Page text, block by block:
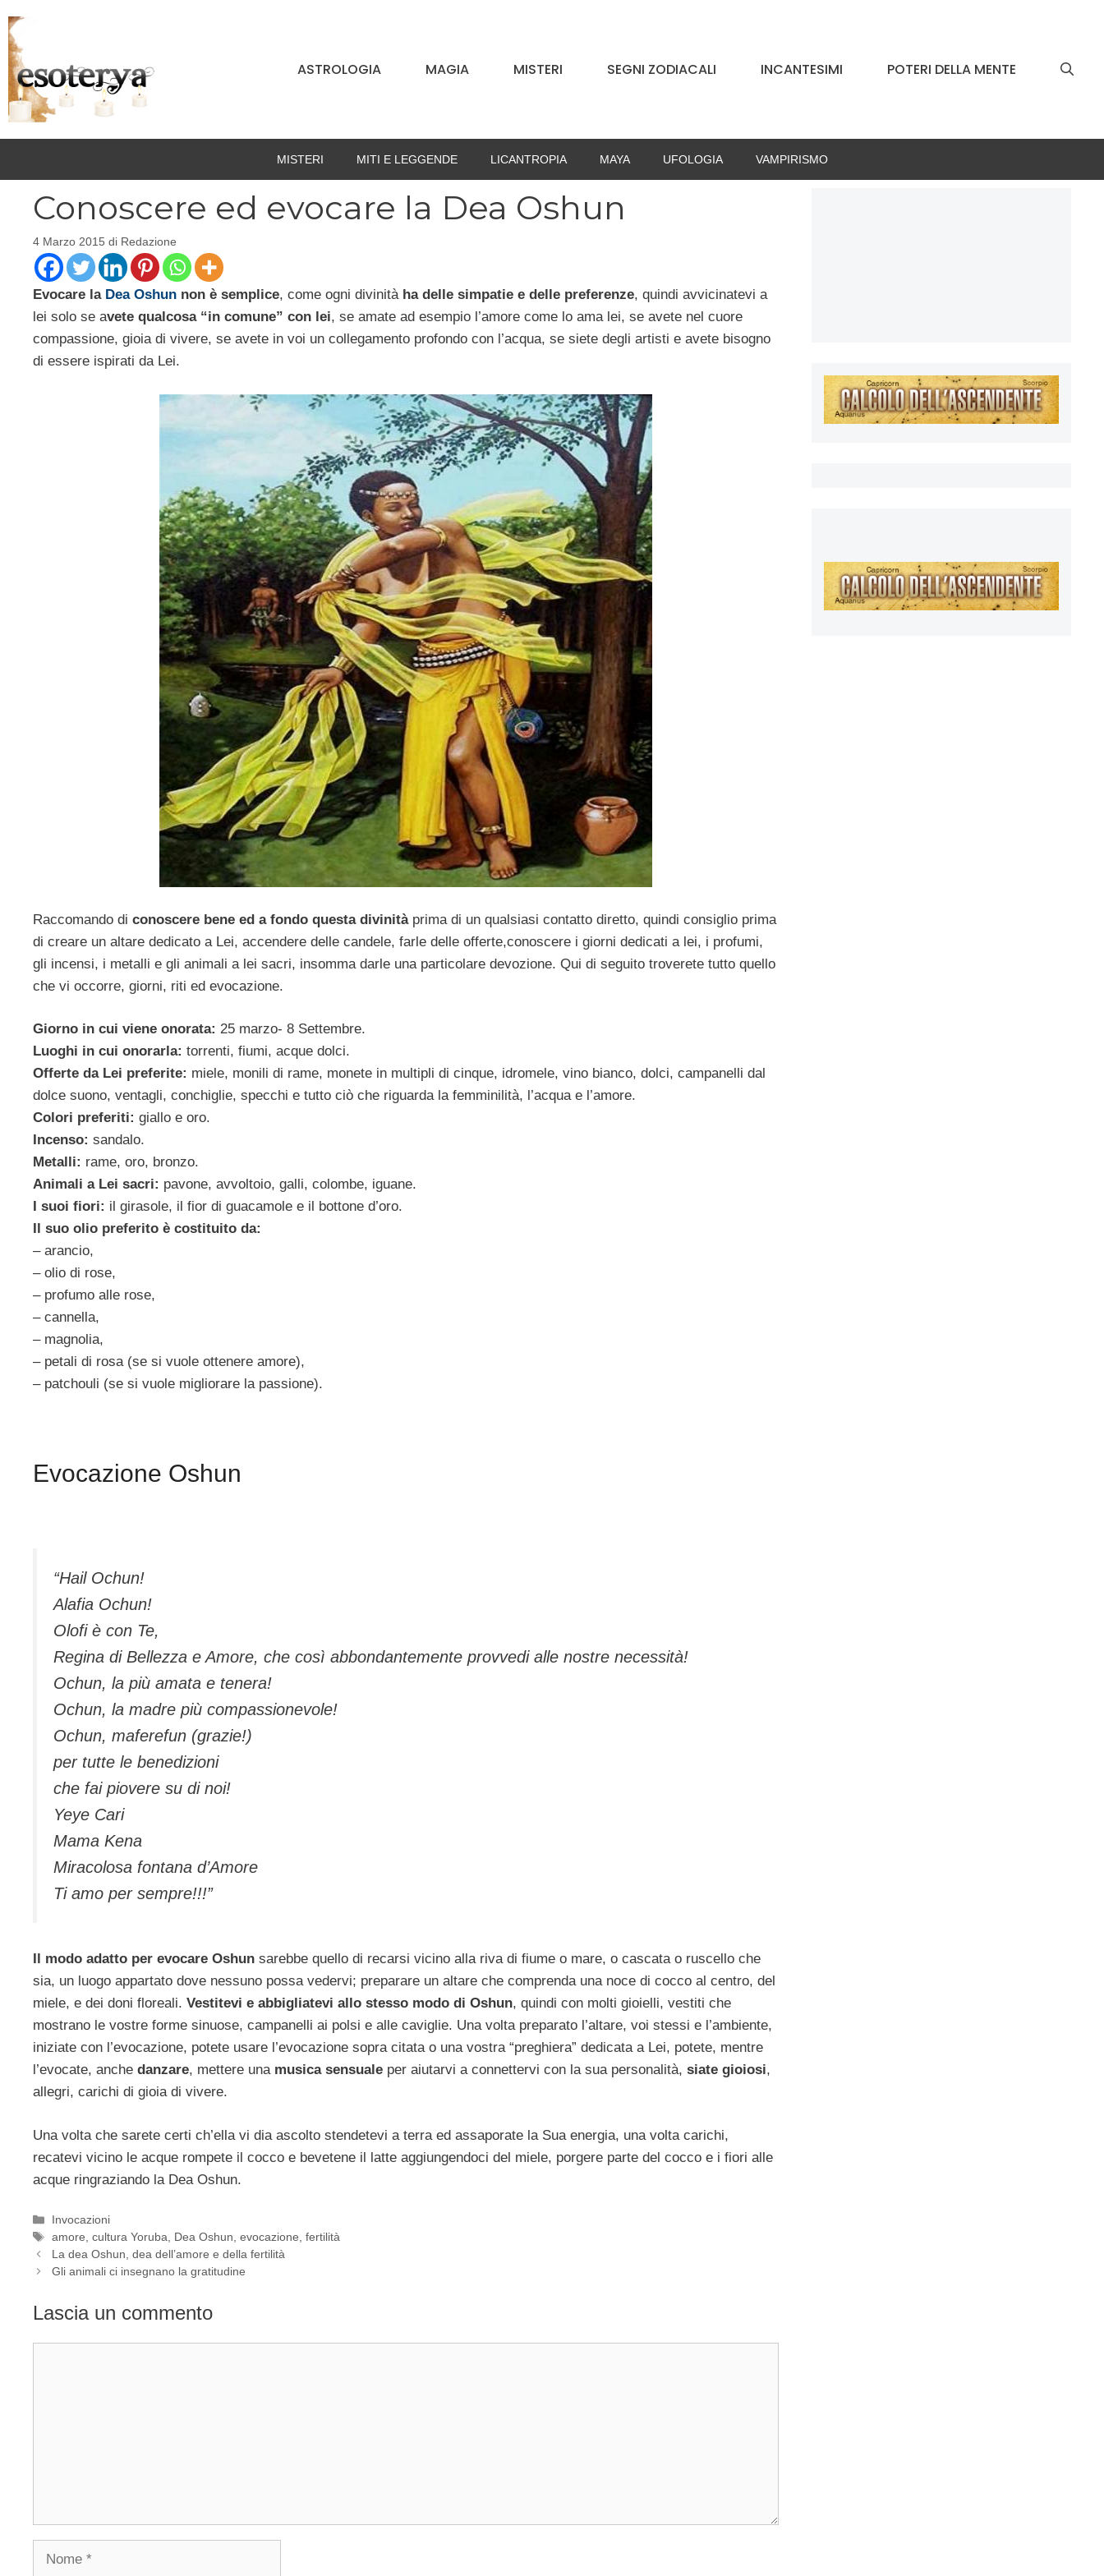
al
contenuto
ASTROLOGIA MAGIA MISTERI SEGNI ZODIACALI INCANTESIMI POTERI DELLA MENTE
MISTERI MITI E LEGGENDE LICANTROPIA MAYA UFOLOGIA VAMPIRISMO
Conoscere ed evocare la Dea Oshun
4 Marzo 2015 di Redazione
Evocare laDea Oshun non è semplice, come ogni divinità ha delle simpatie e delle preferenze, quindi avvicinatevi a
lei solo se avete qualcosa “in comune” con lei, se amate ad esempio l’amore come lo ama lei, se avete nel cuore
compassione, gioia di vivere, se avete in voi un collegamento profondo con l’acqua, se siete degli artisti e avete bisogno
di essere ispirati da Lei.
Raccomando di conoscere bene ed a fondo questa divinitàprima di un qualsiasi contatto diretto, quindi consiglio prima
di creare un altare dedicato a Lei, accendere delle candele, farle delle offerte,conoscere i giorni dedicati a lei, i profumi,
gli incensi, i metalli e gli animali a lei sacri, insomma darle una particolare devozione. Qui di seguito troverete tutto quello
che vi occorre, giorni, riti ed evocazione.
Giorno in cui viene onorata: 25 marzo- 8 Settembre.
Luoghi in cui onorarla: torrenti, fiumi, acque dolci.
Offerte da Lei preferite: miele, monili di rame, monete in multipli di cinque, idromele, vino bianco, dolci, campanelli dal
dolce suono, ventagli, conchiglie, specchi e tutto ciò che riguarda la femminilità, l’acqua e l’amore.
Colori preferiti: giallo e oro.
Incenso: sandalo.
Metalli: rame, oro, bronzo.
Animali a Lei sacri: pavone, avvoltoio, galli, colombe, iguane.
I suoi fiori: il girasole, il fior di guacamole e il bottone d’oro.
Il suo olio preferito è costituito da:
– arancio,
– olio di rose,
– profumo alle rose,
– cannella,
– magnolia,
– petali di rosa (se si vuole ottenere amore),
– patchouli (se si vuole migliorare la passione).
Evocazione Oshun
“Hail Ochun!
Alafia Ochun!
Olofi è con Te,
Regina di Bellezza e Amore, che così abbondantemente provvedi alle nostre necessità!
Ochun, la più amata e tenera!
Ochun, la madre più compassionevole!
Ochun, maferefun (grazie!)
per tutte le benedizioni
che fai piovere su di noi!
Yeye Cari
Mama Kena
Miracolosa fontana d’Amore
Ti amo per sempre!!!”
Il modo adatto per evocare Oshun sarebbe quello di recarsi vicino alla riva di fiume o mare, o cascata o ruscello che
sia, un luogo appartato dove nessuno possa vedervi; preparare un altare che comprenda una noce di cocco al centro, del
miele, e dei doni floreali. Vestitevi e abbigliatevi allo stesso modo di Oshun, quindi con molti gioielli, vestiti che
mostrano le vostre forme sinuose, campanelli ai polsi e alle caviglie. Una volta preparato l’altare, voi stessi e l’ambiente,
iniziate con l’evocazione, potete usare l’evocazione sopra citata o una vostra “preghiera” dedicata a Lei, potete, mentre
l’evocate, anche danzare, mettere una musica sensuale per aiutarvi a connettervi con la sua personalità, siate gioiosi,
allegri, carichi di gioia di vivere.
Una volta che sarete certi ch’ella vi dia ascolto stendetevi a terra ed assaporate la Sua energia, una volta carichi,
recatevi vicino le acque rompete il cocco e bevetene il latte aggiungendoci del miele, porgere parte del cocco e i fiori alle
acque ringraziando la Dea Oshun.
Categorie
Invocazioni
Tag
amore,cultura Yoruba, Dea Oshun,evocazione,fertilità
La dea Oshun, dea dell’amore e della fertilità
Gli animali ci insegnano la gratitudine
Lascia un commento
Nome